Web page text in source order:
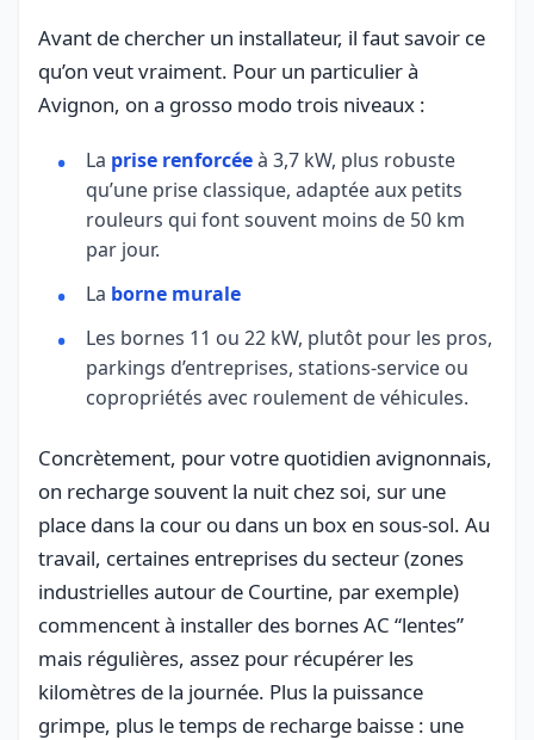
Avant de chercher un installateur, il faut savoir ce
qu’on veut vraiment. Pour un particulier à
Avignon, on a grosso modo trois niveaux :
La prise renforcéeà 3,7 kW, plus robuste
qu’une prise classique, adaptée aux petits
rouleurs qui font souvent moins de 50 km
par jour.
La borne murale
Les bornes 11 ou 22 kW, plutôt pour les pros,
parkings d’entreprises, stations-service ou
copropriétés avec roulement de véhicules.
Concrètement, pour votre quotidien avignonnais,
on recharge souvent la nuit chez soi, sur une
place dans la cour ou dans un box en sous-sol. Au
travail, certaines entreprises du secteur (zones
industrielles autour de Courtine, par exemple)
commencent à installer des bornes AC “lentes”
mais régulières, assez pour récupérer les
kilomètres de la journée. Plus la puissance
grimpe, plus le temps de recharge baisse : une